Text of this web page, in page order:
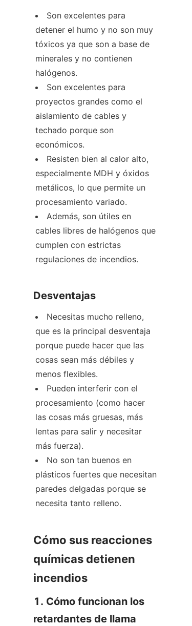
Son excelentes para
detener el humo y no son muy
tóxicos ya que son a base de
minerales y no contienen
halógenos.
Son excelentes para
proyectos grandes como el
aislamiento de cables y
techado porque son
económicos.
Resisten bien al calor alto,
especialmente MDH y óxidos
metálicos, lo que permite un
procesamiento variado.
Además, son útiles en
cables libres de halógenos que
cumplen con estrictas
regulaciones de incendios.
Desventajas
Necesitas mucho relleno,
que es la principal desventaja
porque puede hacer que las
cosas sean más débiles y
menos flexibles.
Pueden interferir con el
procesamiento (como hacer
las cosas más gruesas, más
lentas para salir y necesitar
más fuerza).
No son tan buenos en
plásticos fuertes que necesitan
paredes delgadas porque se
necesita tanto relleno.
Cómo sus reacciones
químicas detienen
incendios
1. Cómo funcionan los
retardantes de llama